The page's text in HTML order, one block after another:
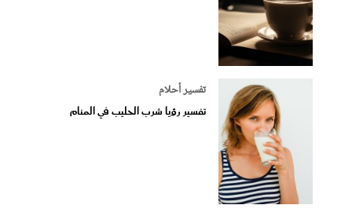
تفسير أحلام
تفسير رؤيا شرب الحليب في المنام